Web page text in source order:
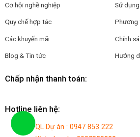
Cơ hội nghề nghiệp
Quy chế hợp tác
Các khuyến mãi
Blog & Tin tức
Sử
Phương
Chính
Hướng
Chấp nhận thanh toán:
Hotline liên hệ:
QL Dự án : 0947 853 222